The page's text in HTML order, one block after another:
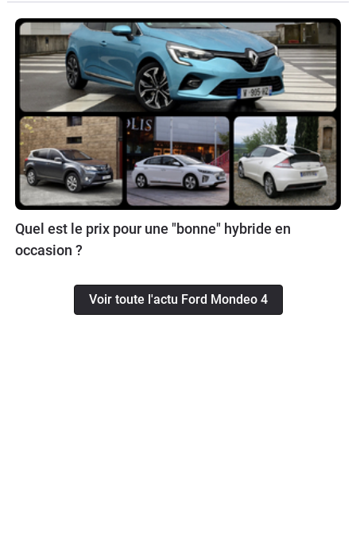
Quel est le prix pour une "bonne" hybride en
occasion ?
Voir toute l'actu Ford Mondeo 4